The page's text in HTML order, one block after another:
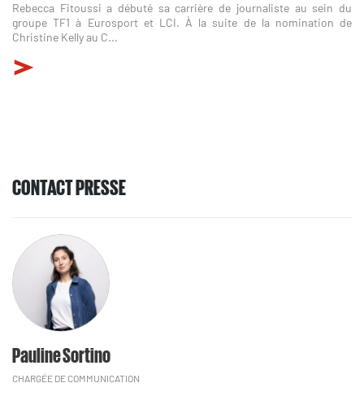
Rebecca Fitoussi a débuté sa carrière de journaliste au sein du
groupe TF1 à Eurosport et LCI. À la suite de la nomination de
Christine Kelly au C...
CONTACT PRESSE
Pauline Sortino
CHARGÉE DE COMMUNICATION